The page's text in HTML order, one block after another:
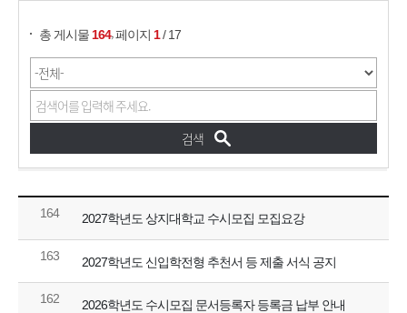
총 게시물 164,페이지 1/ 17
164 2027학년도 상지대학교 수시모집 모집요강
163 2027학년도 신입학전형 추천서 등 제출 서식 공지
162 2026학년도 수시모집 문서등록자 등록금 납부 안내